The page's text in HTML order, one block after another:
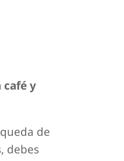
café y
de
debes